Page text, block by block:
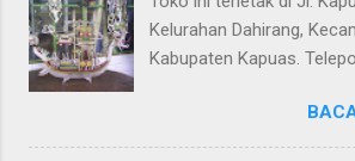
Kelurahan Dahirang,
Kabupaten Kapuas.
khas Kapuas seperti
terbuat dari getah nyatu